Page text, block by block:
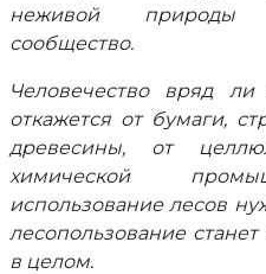
неживой природы
сообщество.
Человечество вряд
откажется от бумаги,
древесины, от
химической
использование лесов
лесопользование
в целом.